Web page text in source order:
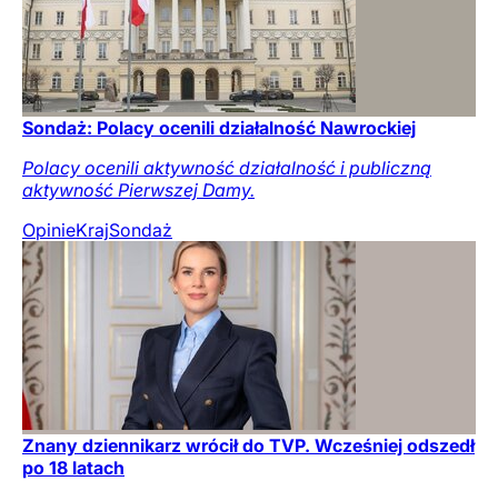
Sondaż: Polacy ocenili działalność Nawrockiej
Polacy ocenili aktywność działalność i publiczną
aktywność Pierwszej Damy.
OpinieKrajSondaż
Znany dziennikarz wrócił do TVP. Wcześniej odszedł
po 18 latach